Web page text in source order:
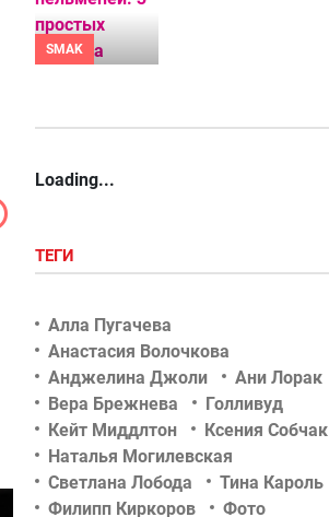
SMAK
Loading...
ТЕГИ
Алла Пугачева
Анастасия Волочкова
Анджелина Джоли
Ани Лорак
Вера Брежнева
Голливуд
Кейт Миддлтон
Ксения Собчак
Наталья Могилевская
Светлана Лобода
Тина Кароль
Филипп Киркоров
Фото